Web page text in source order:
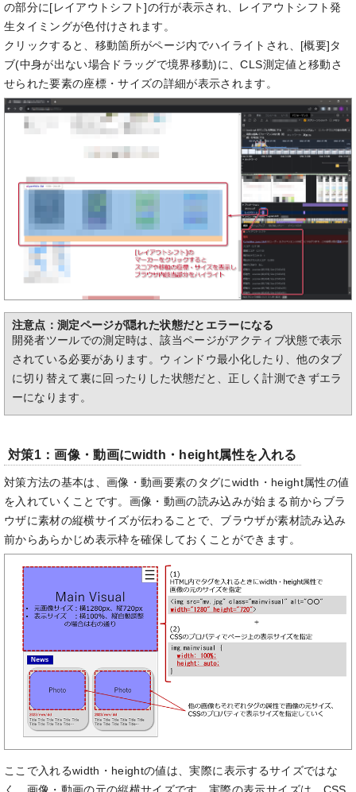
の部分に[レイアウトシフト]の行が表示され、レイアウトシフト発
生タイミングが色付けされます。
クリックすると、移動箇所がページ内でハイライトされ、[概要]タ
ブ(中身が出ない場合ドラッグで境界移動)に、CLS測定値と移動さ
せられた要素の座標・サイズの詳細が表示されます。
注意点：測定ページが隠れた状態だとエラーになる
開発者ツールでの測定時は、該当ページがアクティブ状態で表示
されている必要があります。ウィンドウ最小化したり、他のタブ
に切り替えて裏に回ったりした状態だと、正しく計測できずエラ
ーになります。
対策1：画像・動画にwidth・height属性を入れる
対策方法の基本は、画像・動画要素のタグにwidth・height属性の値
を入れていくことです。画像・動画の読み込みが始まる前からブラ
ウザに素材の縦横サイズが伝わることで、ブラウザが素材読み込み
前からあらかじめ表示枠を確保しておくことができます。
ここで入れるwidth・heightの値は、実際に表示するサイズではな